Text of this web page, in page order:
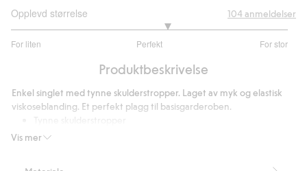
Opplevd størrelse
For liten Perfekt For stor
av
77
stemmer
104anmeldelser
Produktbeskrivelse
Vis mer
Enkel singlet med tynne skulderstropper. Laget av myk og elastisk
viskoseblanding. Et perfekt plagg til basisgarderoben.
Tettsittende passform